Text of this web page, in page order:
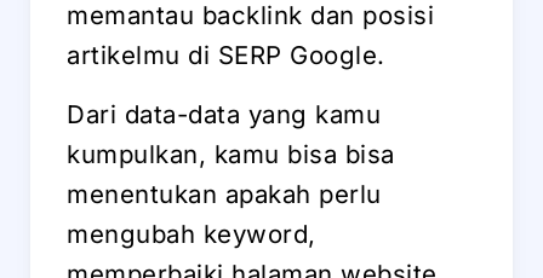
memantau backlink dan posisi
artikelmu di SERP Google.
Dari data-data yang kamu
kumpulkan, kamu bisa bisa
menentukan apakah perlu
mengubah keyword,